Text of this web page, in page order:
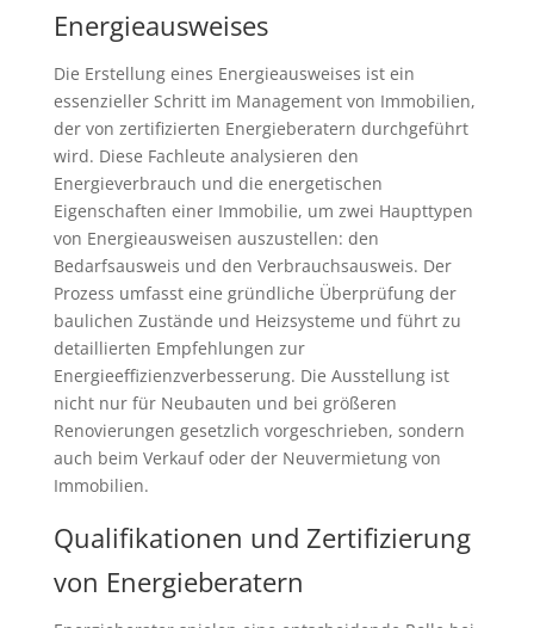
Energieausweises
Die Erstellung eines Energieausweises ist ein
essenzieller Schritt im Management von Immobilien,
der von zertifizierten Energieberatern durchgeführt
wird. Diese Fachleute analysieren den
Energieverbrauch und die energetischen
Eigenschaften einer Immobilie, um zwei Haupttypen
von Energieausweisen auszustellen: den
Bedarfsausweis und den Verbrauchsausweis. Der
Prozess umfasst eine gründliche Überprüfung der
baulichen Zustände und Heizsysteme und führt zu
detaillierten Empfehlungen zur
Energieeffizienzverbesserung. Die Ausstellung ist
nicht nur für Neubauten und bei größeren
Renovierungen gesetzlich vorgeschrieben, sondern
auch beim Verkauf oder der Neuvermietung von
Immobilien.
Qualifikationen und Zertifizierung
von Energieberatern